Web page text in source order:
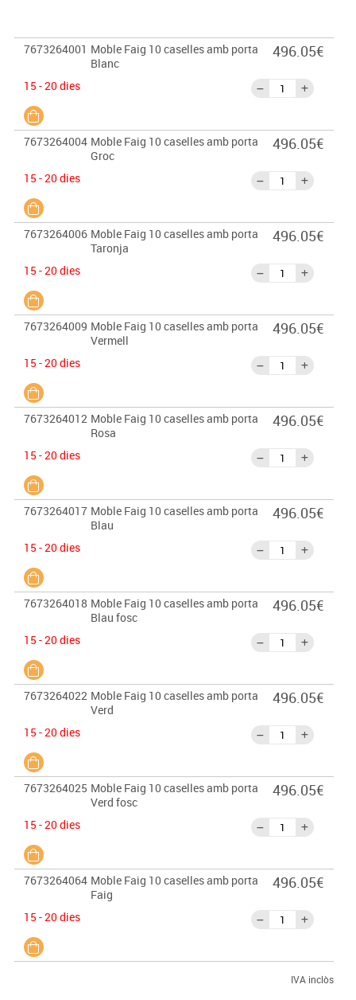
7673264001 Moble Faig 10 caselles amb porta
Blanc
15 - 20 dies
496.05€
7673264004 Moble Faig 10 caselles amb porta
Groc
15 - 20 dies
496.05€
7673264006 Moble Faig 10 caselles amb porta
Taronja
15 - 20 dies
496.05€
7673264009 Moble Faig 10 caselles amb porta
Vermell
15 - 20 dies
496.05€
7673264012 Moble Faig 10 caselles amb porta
Rosa
15 - 20 dies
496.05€
7673264017 Moble Faig 10 caselles amb porta
Blau
15 - 20 dies
496.05€
7673264018 Moble Faig 10 caselles amb porta
Blau fosc
15 - 20 dies
496.05€
7673264022 Moble Faig 10 caselles amb porta
Verd
15 - 20 dies
496.05€
7673264025 Moble Faig 10 caselles amb porta
Verd fosc
15 - 20 dies
496.05€
7673264064 Moble Faig 10 caselles amb porta
Faig
15 - 20 dies
496.05€
IVA inclòs